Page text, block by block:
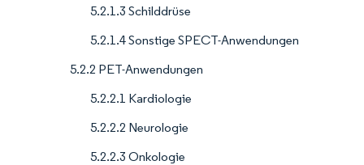
5.2.1.3 Schilddrüse
5.2.1.4 Sonstige SPECT-Anwendungen
5.2.2 PET-Anwendungen
5.2.2.1 Kardiologie
5.2.2.2 Neurologie
5.2.2.3 Onkologie